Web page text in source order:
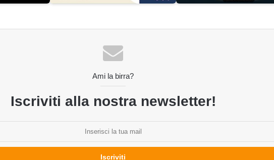
Ami la birra?
Iscriviti alla nostra newsletter!